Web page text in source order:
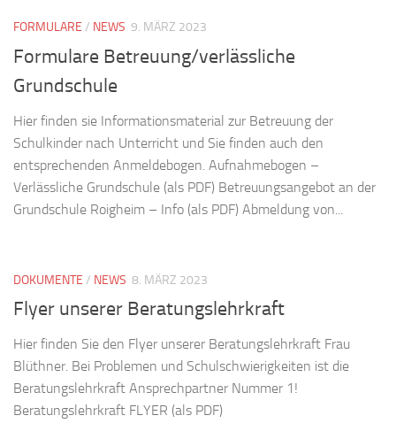
FORMULARE / NEWS 9. MÄRZ 2023
Formulare Betreuung/verlässliche
Grundschule
Hier finden sie Informationsmaterial zur Betreuung der
Schulkinder nach Unterricht und Sie finden auch den
entsprechenden Anmeldebogen. Aufnahmebogen –
Verlässliche Grundschule (als PDF) Betreuungsangebot an der
Grundschule Roigheim – Info (als PDF) Abmeldung von...
DOKUMENTE / NEWS 8. MÄRZ 2023
Flyer unserer Beratungslehrkraft
Hier finden Sie den Flyer unserer Beratungslehrkraft Frau
Blüthner. Bei Problemen und Schulschwierigkeiten ist die
Beratungslehrkraft Ansprechpartner Nummer 1!
Beratungslehrkraft FLYER (als PDF)